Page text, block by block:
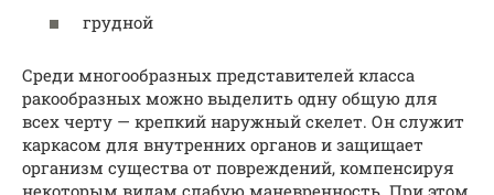
грудной
Среди многообразных представителей класса
ракообразных можно выделить одну общую для
всех черту — крепкий наружный скелет. Он служит
каркасом для внутренних органов и защищает
организм существа от повреждений, компенсируя